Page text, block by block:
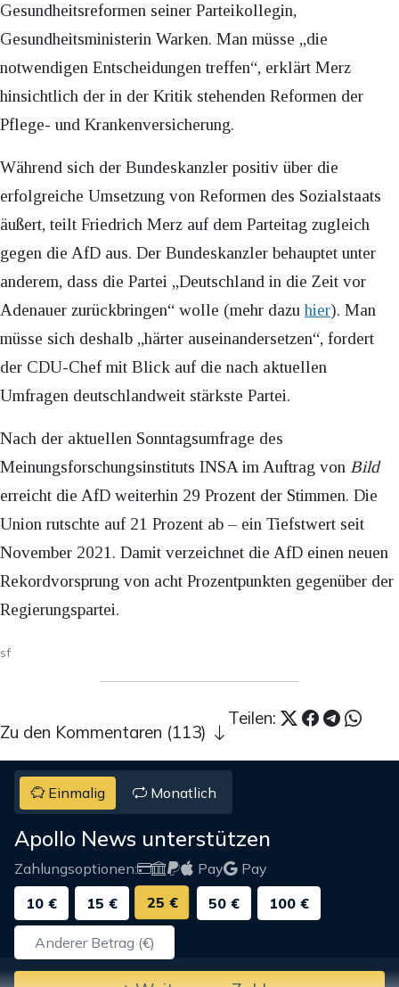
Gesundheitsreformen seiner Parteikollegin,
Gesundheitsministerin Warken. Man müsse „die
notwendigen Entscheidungen treffen“, erklärt Merz
hinsichtlich der in der Kritik stehenden Reformen der
Pflege- und Krankenversicherung.
Während sich der Bundeskanzler positiv über die
erfolgreiche Umsetzung von Reformen des Sozialstaats
äußert, teilt Friedrich Merz auf dem Parteitag zugleich
gegen die AfD aus. Der Bundeskanzler behauptet unter
anderem, dass die Partei „Deutschland in die Zeit vor
Adenauer zurückbringen“ wolle (mehr dazuhier). Man
müsse sich deshalb „härter auseinandersetzen“, fordert
der CDU-Chef mit Blick auf die nach aktuellen
Umfragen deutschlandweit stärkste Partei.
Nach der aktuellen Sonntagsumfrage des
Meinungsforschungsinstituts INSA im Auftrag von Bild
erreicht die AfD weiterhin 29 Prozent der Stimmen. Die
Union rutschte auf 21 Prozent ab – ein Tiefstwert seit
November 2021. Damit verzeichnet die AfD einen neuen
Rekordvorsprung von acht Prozentpunkten gegenüber der
Regierungspartei.
sf
Teilen:
Zu den Kommentaren (113)
Einmalig Monatlich
Apollo News unterstützen
Zahlungsoptionen: Pay
Pay
10 €
15 € 25 € 50 € 100 €